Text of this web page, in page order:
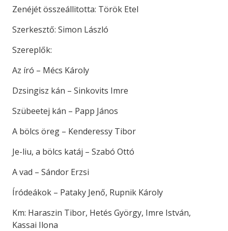
Zenéjét összeállitotta: Török Etel
Szerkesztő: Simon László
Szereplők:
Az író – Mécs Károly
Dzsingisz kán – Sinkovits Imre
Szübeetej kán – Papp János
A bölcs öreg – Kenderessy Tibor
Je-liu, a bölcs katáj – Szabó Ottó
A vad – Sándor Erzsi
Íródeákok – Pataky Jenő, Rupnik Károly
Km: Haraszin Tibor, Hetés György, Imre István,
Kassai Ilona